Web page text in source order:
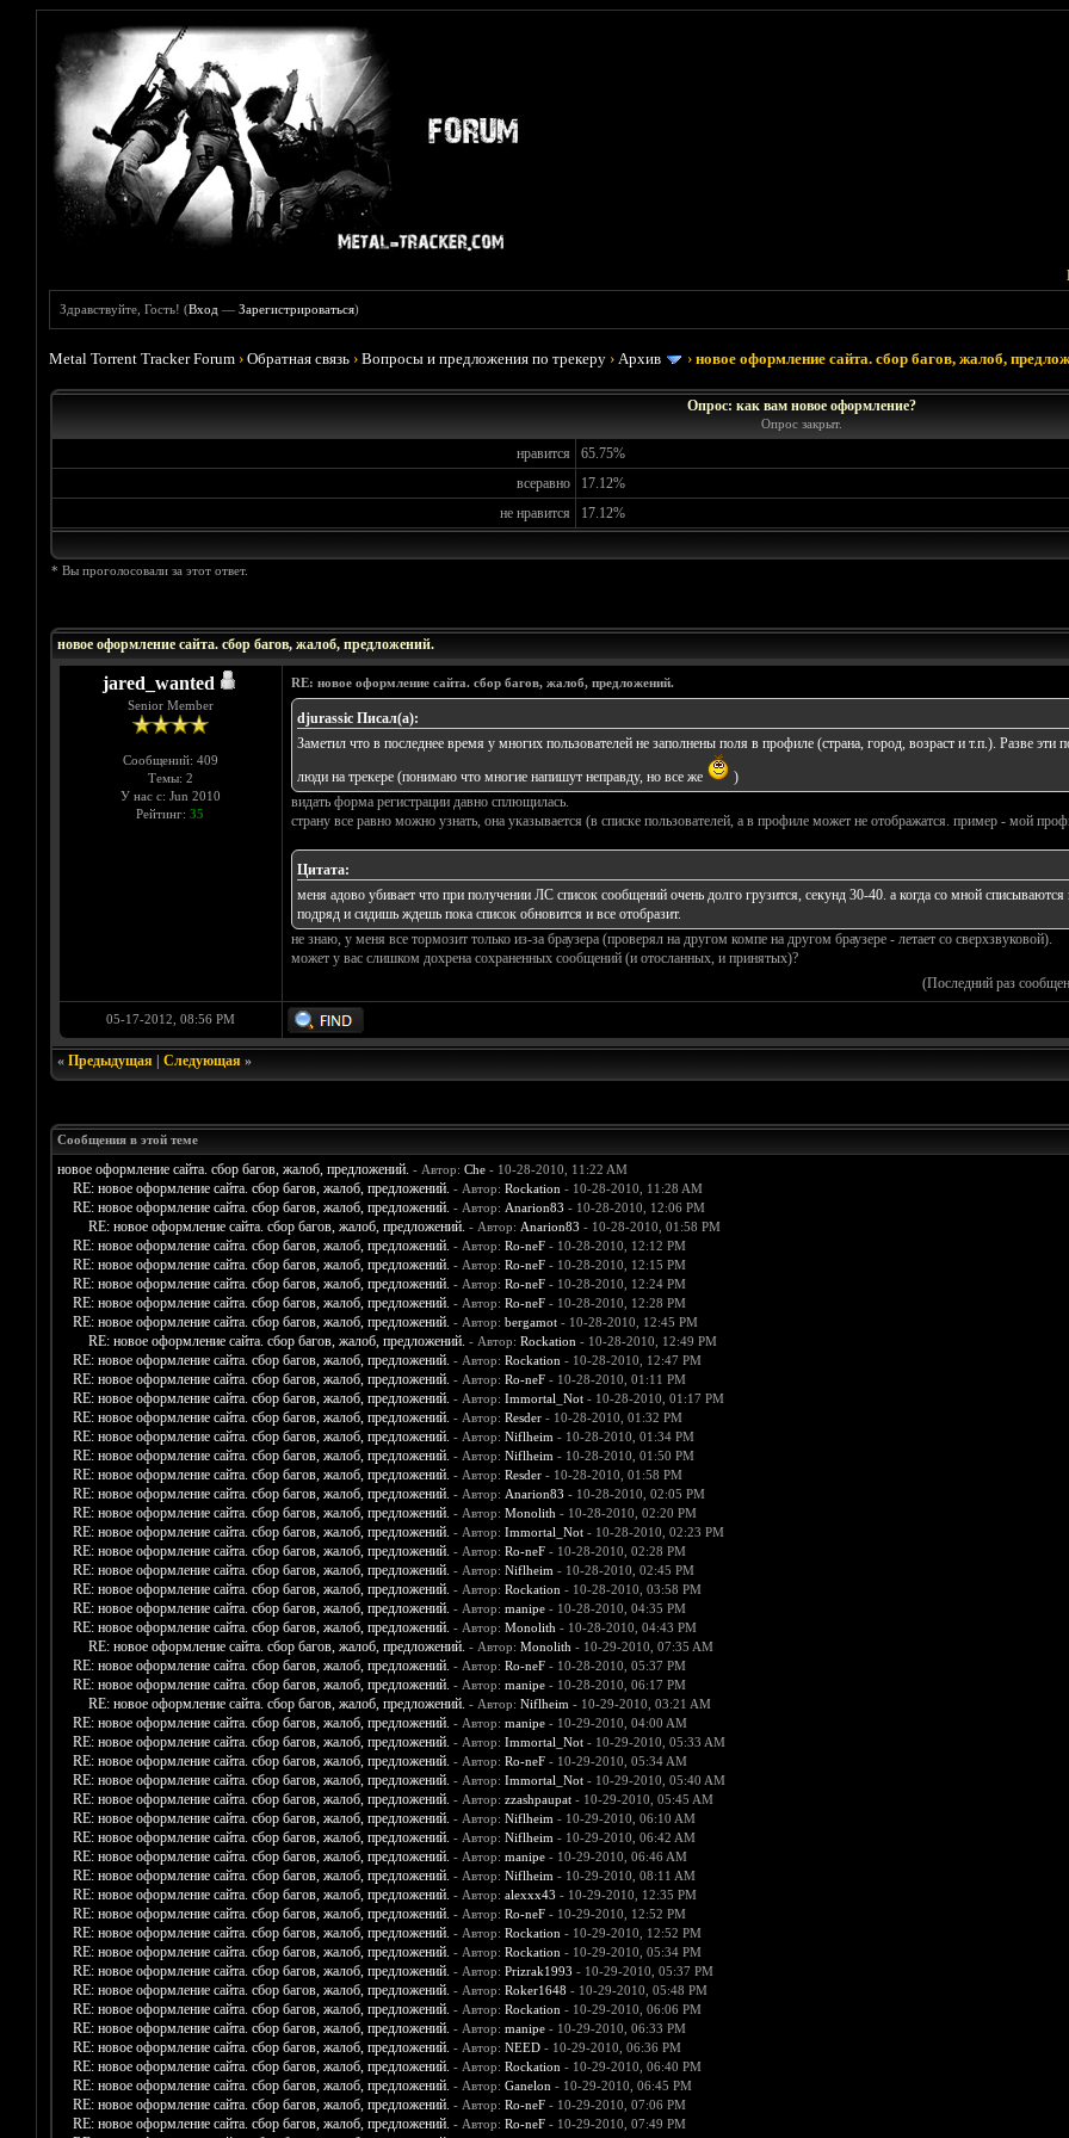
Здравствуйте, Гость! (Вход —Зарегистрироваться)
Metal Torrent Tracker Forum ›Обратная связь ›Вопросы и предложения по трекеру ›Архив ›новое оформление сайта. сбор багов, жалоб,
Опрос: как вам новое оформление?
Опрос закрыт.
нравится
65.75%
всеравно
17.12%
не нравится
17.12%
* Вы проголосовали за этот ответ.
новое оформление сайта. сбор багов, жалоб, предложений.
jared_wanted
Senior Member
Сообщений: 409
Темы: 2
У нас с: Jun 2010
Рейтинг: 35
RE: новое оформление сайта. сбор багов, жалоб, предложений.
djurassic Писал(а):
Заметил что в последнее время у многих пользователей не заполнены поля в профиле (страна, город, возраст и т.п.). Разве эти
люди на трекере (понимаю что многие напишут неправду, но все же
)
видать форма регистрации давно сплющилась.
страну все равно можно узнать, она указывается (в списке пользователей, а в профиле может не отображатся. пример - мой
Цитата:
меня адово убивает что при получении ЛС список сообщений очень долго грузится, секунд 30-40. а когда со мной
подряд и сидишь ждешь пока список обновится и все отобразит.
не знаю, у меня все тормозит только из-за браузера (проверял на другом компе на другом браузере - летает со сверхзвуковой).
может у вас слишком дохрена сохраненных сообщений (и отосланных, и принятых)?
(Последний раз
05-17-2012, 08:56 PM
« Предыдущая| Следующая»
Сообщения в этой теме
новое оформление сайта. сбор багов, жалоб, предложений. - Автор: Che- 10-28-2010, 11:22 AM
RE: новое оформление сайта. сбор багов, жалоб, предложений. - Автор: Rockation - 10-28-2010, 11:28 AM
RE: новое оформление сайта. сбор багов, жалоб, предложений. - Автор: Anarion83 - 10-28-2010, 12:06 PM
RE: новое оформление сайта. сбор багов, жалоб, предложений. - Автор: Anarion83 - 10-28-2010, 01:58 PM
RE: новое оформление сайта. сбор багов, жалоб, предложений. - Автор: Ro-neF- 10-28-2010, 12:12 PM
RE: новое оформление сайта. сбор багов, жалоб, предложений. - Автор: Ro-neF- 10-28-2010, 12:15 PM
RE: новое оформление сайта. сбор багов, жалоб, предложений. - Автор: Ro-neF- 10-28-2010, 12:24 PM
RE: новое оформление сайта. сбор багов, жалоб, предложений. - Автор: Ro-neF- 10-28-2010, 12:28 PM
RE: новое оформление сайта. сбор багов, жалоб, предложений. - Автор: bergamot- 10-28-2010, 12:45 PM
RE: новое оформление сайта. сбор багов, жалоб, предложений. - Автор: Rockation - 10-28-2010, 12:49 PM
RE: новое оформление сайта. сбор багов, жалоб, предложений. - Автор: Rockation - 10-28-2010, 12:47 PM
RE: новое оформление сайта. сбор багов, жалоб, предложений. - Автор: Ro-neF- 10-28-2010, 01:11 PM
RE: новое оформление сайта. сбор багов, жалоб, предложений. - Автор: Immortal_Not- 10-28-2010, 01:17 PM
RE: новое оформление сайта. сбор багов, жалоб, предложений. - Автор: Resder- 10-28-2010, 01:32 PM
RE: новое оформление сайта. сбор багов, жалоб, предложений. - Автор: Niflheim - 10-28-2010, 01:34 PM
RE: новое оформление сайта. сбор багов, жалоб, предложений. - Автор: Niflheim - 10-28-2010, 01:50 PM
RE: новое оформление сайта. сбор багов, жалоб, предложений. - Автор: Resder- 10-28-2010, 01:58 PM
RE: новое оформление сайта. сбор багов, жалоб, предложений. - Автор: Anarion83 - 10-28-2010, 02:05 PM
RE: новое оформление сайта. сбор багов, жалоб, предложений. - Автор: Monolith - 10-28-2010, 02:20 PM
RE: новое оформление сайта. сбор багов, жалоб, предложений. - Автор: Immortal_Not- 10-28-2010, 02:23 PM
RE: новое оформление сайта. сбор багов, жалоб, предложений. - Автор: Ro-neF- 10-28-2010, 02:28 PM
RE: новое оформление сайта. сбор багов, жалоб, предложений. - Автор: Niflheim - 10-28-2010, 02:45 PM
RE: новое оформление сайта. сбор багов, жалоб, предложений. - Автор: Rockation - 10-28-2010, 03:58 PM
RE: новое оформление сайта. сбор багов, жалоб, предложений. - Автор: manipe- 10-28-2010, 04:35 PM
RE: новое оформление сайта. сбор багов, жалоб, предложений. - Автор: Monolith - 10-28-2010, 04:43 PM
RE: новое оформление сайта. сбор багов, жалоб, предложений. - Автор: Monolith - 10-29-2010, 07:35 AM
RE: новое оформление сайта. сбор багов, жалоб, предложений. - Автор: Ro-neF- 10-28-2010, 05:37 PM
RE: новое оформление сайта. сбор багов, жалоб, предложений. - Автор: manipe- 10-28-2010, 06:17 PM
RE: новое оформление сайта. сбор багов, жалоб, предложений. - Автор: Niflheim - 10-29-2010, 03:21 AM
RE: новое оформление сайта. сбор багов, жалоб, предложений. - Автор: manipe- 10-29-2010, 04:00 AM
RE: новое оформление сайта. сбор багов, жалоб, предложений. - Автор: Immortal_Not- 10-29-2010, 05:33 AM
RE: новое оформление сайта. сбор багов, жалоб, предложений. - Автор: Ro-neF- 10-29-2010, 05:34 AM
RE: новое оформление сайта. сбор багов, жалоб, предложений. - Автор: Immortal_Not- 10-29-2010, 05:40 AM
RE: новое оформление сайта. сбор багов, жалоб, предложений. - Автор: zzashpaupat- 10-29-2010, 05:45 AM
RE: новое оформление сайта. сбор багов, жалоб, предложений. - Автор: Niflheim - 10-29-2010, 06:10 AM
RE: новое оформление сайта. сбор багов, жалоб, предложений. - Автор: Niflheim - 10-29-2010, 06:42 AM
RE: новое оформление сайта. сбор багов, жалоб, предложений. - Автор: manipe- 10-29-2010, 06:46 AM
RE: новое оформление сайта. сбор багов, жалоб, предложений. - Автор: Niflheim - 10-29-2010, 08:11 AM
RE: новое оформление сайта. сбор багов, жалоб, предложений. - Автор: alexxx43 - 10-29-2010, 12:35 PM
RE: новое оформление сайта. сбор багов, жалоб, предложений. - Автор: Ro-neF- 10-29-2010, 12:52 PM
RE: новое оформление сайта. сбор багов, жалоб, предложений. - Автор: Rockation - 10-29-2010, 12:52 PM
RE: новое оформление сайта. сбор багов, жалоб, предложений. - Автор: Rockation - 10-29-2010, 05:34 PM
RE: новое оформление сайта. сбор багов, жалоб, предложений. - Автор: Prizrak1993 - 10-29-2010, 05:37 PM
RE: новое оформление сайта. сбор багов, жалоб, предложений. - Автор: Roker1648 - 10-29-2010, 05:48 PM
RE: новое оформление сайта. сбор багов, жалоб, предложений. - Автор: Rockation - 10-29-2010, 06:06 PM
RE: новое оформление сайта. сбор багов, жалоб, предложений. - Автор: manipe- 10-29-2010, 06:33 PM
RE: новое оформление сайта. сбор багов, жалоб, предложений. - Автор: NEED- 10-29-2010, 06:36 PM
RE: новое оформление сайта. сбор багов, жалоб, предложений. - Автор: Rockation - 10-29-2010, 06:40 PM
RE: новое оформление сайта. сбор багов, жалоб, предложений. - Автор: Ganelon - 10-29-2010, 06:45 PM
RE: новое оформление сайта. сбор багов, жалоб, предложений. - Автор: Ro-neF- 10-29-2010, 07:06 PM
RE: новое оформление сайта. сбор багов, жалоб, предложений. - Автор: Ro-neF- 10-29-2010, 07:49 PM